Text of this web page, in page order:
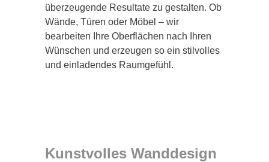
überzeugende Resultate zu gestalten. Ob
Wände, Türen oder Möbel – wir
bearbeiten Ihre Oberflächen nach Ihren
Wünschen und erzeugen so ein stilvolles
und einladendes Raumgefühl.
Kunstvolles Wanddesign